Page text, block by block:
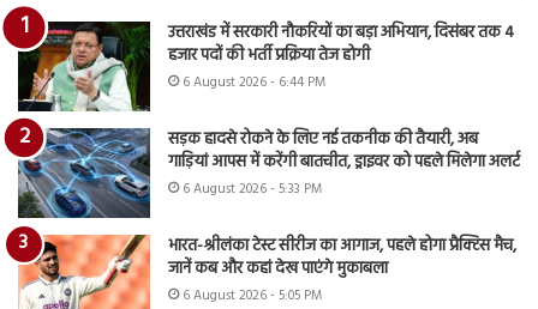
उत्तराखंड में सरकारी नौकरियों का बड़ा अभियान, दिसंबर तक 4
हजार पदों की भर्ती प्रक्रिया तेज होगी
6 August 2026 - 6:44 PM
सड़क हादसे रोकने के लिए नई तकनीक की तैयारी, अब
गाड़ियां आपस में करेंगी बातचीत, ड्राइवर को पहले मिलेगा अलर्ट
6 August 2026 - 5:33 PM
भारत-श्रीलंका टेस्ट सीरीज का आगाज, पहले होगा प्रैक्टिस मैच,
जानें कब और कहां देख पाएंगे मुकाबला
6 August 2026 - 5:05 PM